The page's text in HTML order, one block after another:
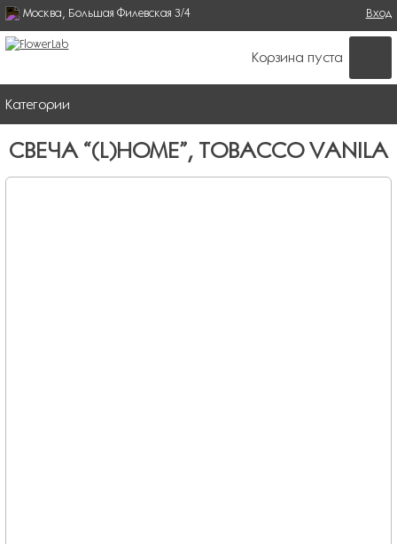
Москва, Большая Филевская 3/4 ФОРМА ПОИСКА
Вход
Корзина пуста
Категории
СВЕЧА “(L)HOME”, TOBACCO VANILA